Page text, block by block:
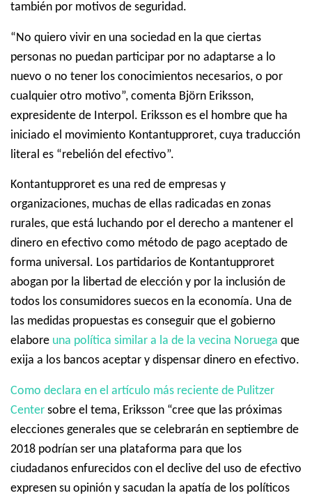
también por motivos de seguridad.
“No quiero vivir en una sociedad en la que ciertas
personas no puedan participar por no adaptarse a lo
nuevo o no tener los conocimientos necesarios, o por
cualquier otro motivo”, comenta Björn Eriksson,
expresidente de Interpol. Eriksson es el hombre que ha
iniciado el movimiento Kontantupproret, cuya traducción
literal es “rebelión del efectivo”.
Kontantupproret es una red de empresas y
organizaciones, muchas de ellas radicadas en zonas
rurales, que está luchando por el derecho a mantener el
dinero en efectivo como método de pago aceptado de
forma universal. Los partidarios de Kontantupproret
abogan por la libertad de elección y por la inclusión de
todos los consumidores suecos en la economía. Una de
las medidas propuestas es conseguir que el gobierno
elabore una política similar a la de la vecina Noruega que
exija a los bancos aceptar y dispensar dinero en efectivo.
Como declara en el artículo más reciente de Pulitzer
Center sobre el tema, Eriksson “cree que las próximas
elecciones generales que se celebrarán en septiembre de
2018 podrían ser una plataforma para que los
ciudadanos enfurecidos con el declive del uso de efectivo
expresen su opinión y sacudan la apatía de los políticos